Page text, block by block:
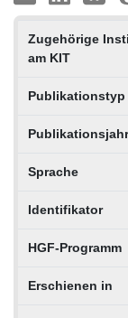
Zugehörige
am KIT
Publikationstyp
Publikationsjahr
Sprache
Identifikator
HGF-Programm
Erschienen in